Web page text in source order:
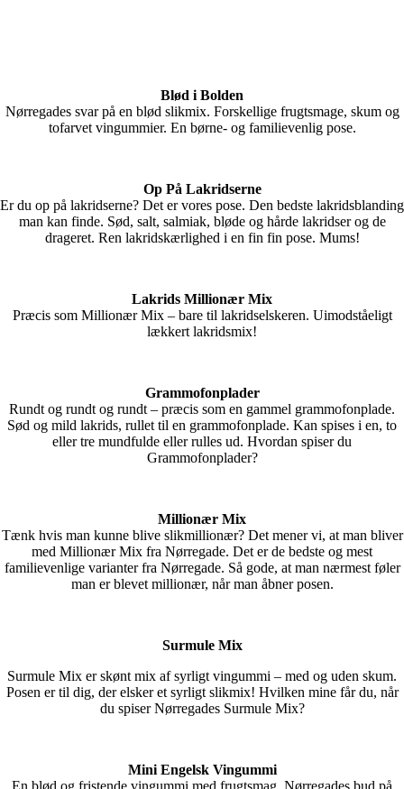
Blød i Bolden
Nørregades svar på en blød slikmix. Forskellige frugtsmage, skum og
tofarvet vingummier. En børne- og familievenlig pose.
Op På Lakridserne
Er du op på lakridserne? Det er vores pose. Den bedste lakridsblanding
man kan finde. Sød, salt, salmiak, bløde og hårde lakridser og de
drageret. Ren lakridskærlighed i en fin fin pose. Mums!
Lakrids Millionær Mix
Præcis som Millionær Mix – bare til lakridselskeren. Uimodståeligt
lækkert lakridsmix!
Grammofonplader
Rundt og rundt og rundt – præcis som en gammel grammofonplade.
Sød og mild lakrids, rullet til en grammofonplade. Kan spises i en, to
eller tre mundfulde eller rulles ud. Hvordan spiser du
Grammofonplader?
Millionær Mix
Tænk hvis man kunne blive slikmillionær? Det mener vi, at man bliver
med Millionær Mix fra Nørregade. Det er de bedste og mest
familievenlige varianter fra Nørregade. Så gode, at man nærmest føler
man er blevet millionær, når man åbner posen.
Surmule Mix
Surmule Mix er skønt mix af syrligt vingummi – med og uden skum.
Posen er til dig, der elsker et syrligt slikmix! Hvilken mine får du, når
du spiser Nørregades Surmule Mix?
Mini Engelsk Vingummi
En blød og fristende vingummi med frugtsmag. Nørregades bud på